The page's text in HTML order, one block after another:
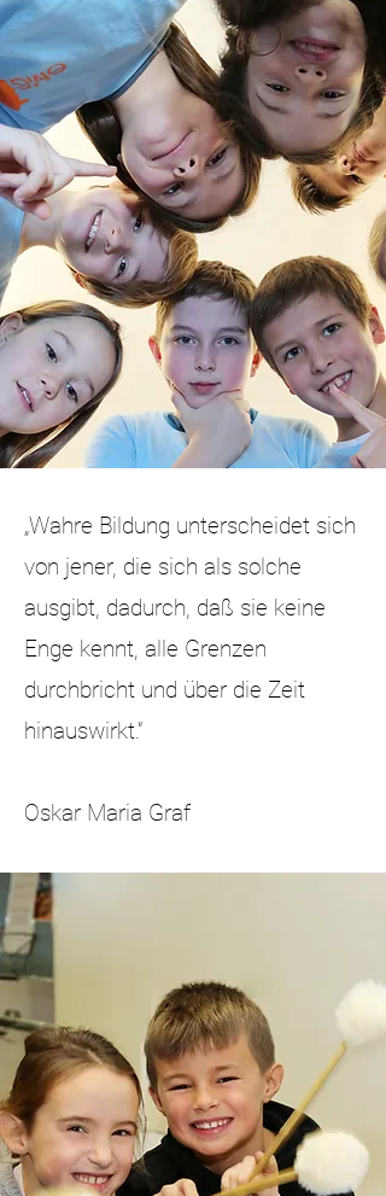
„Wahre Bildung unterscheidet sich
von jener, die sich als solche
ausgibt, dadurch, daß sie keine
Enge kennt, alle Grenzen
durchbricht und über die Zeit
hinauswirkt.“
Oskar Maria Graf